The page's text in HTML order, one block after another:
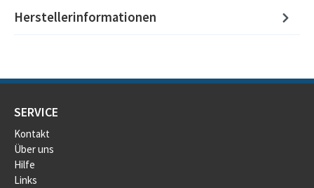
Herstellerinformationen
SERVICE
Kontakt
Über uns
Hilfe
Links